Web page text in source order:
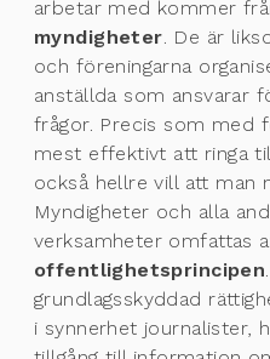
arbetar med kommer
myndigheter . De är
och föreningarna
anställda som ansvarar
frågor. Precis som med
mest effektivt att ringa
också hellre vill att man
Myndigheter och alla
verksamheter omfattas
offentlighetsprincipen
grundlagsskyddad
i synnerhet journalister,